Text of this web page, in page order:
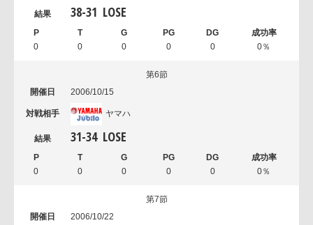
38-31 LOSE
0 0 0 0 0 0％
第6節
2006/10/15
ヤマハ
31-34 LOSE
0 0 0 0 0 0％
第7節
2006/10/22